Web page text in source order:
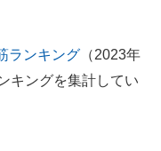
ランキング （2023年
キングを集計してい